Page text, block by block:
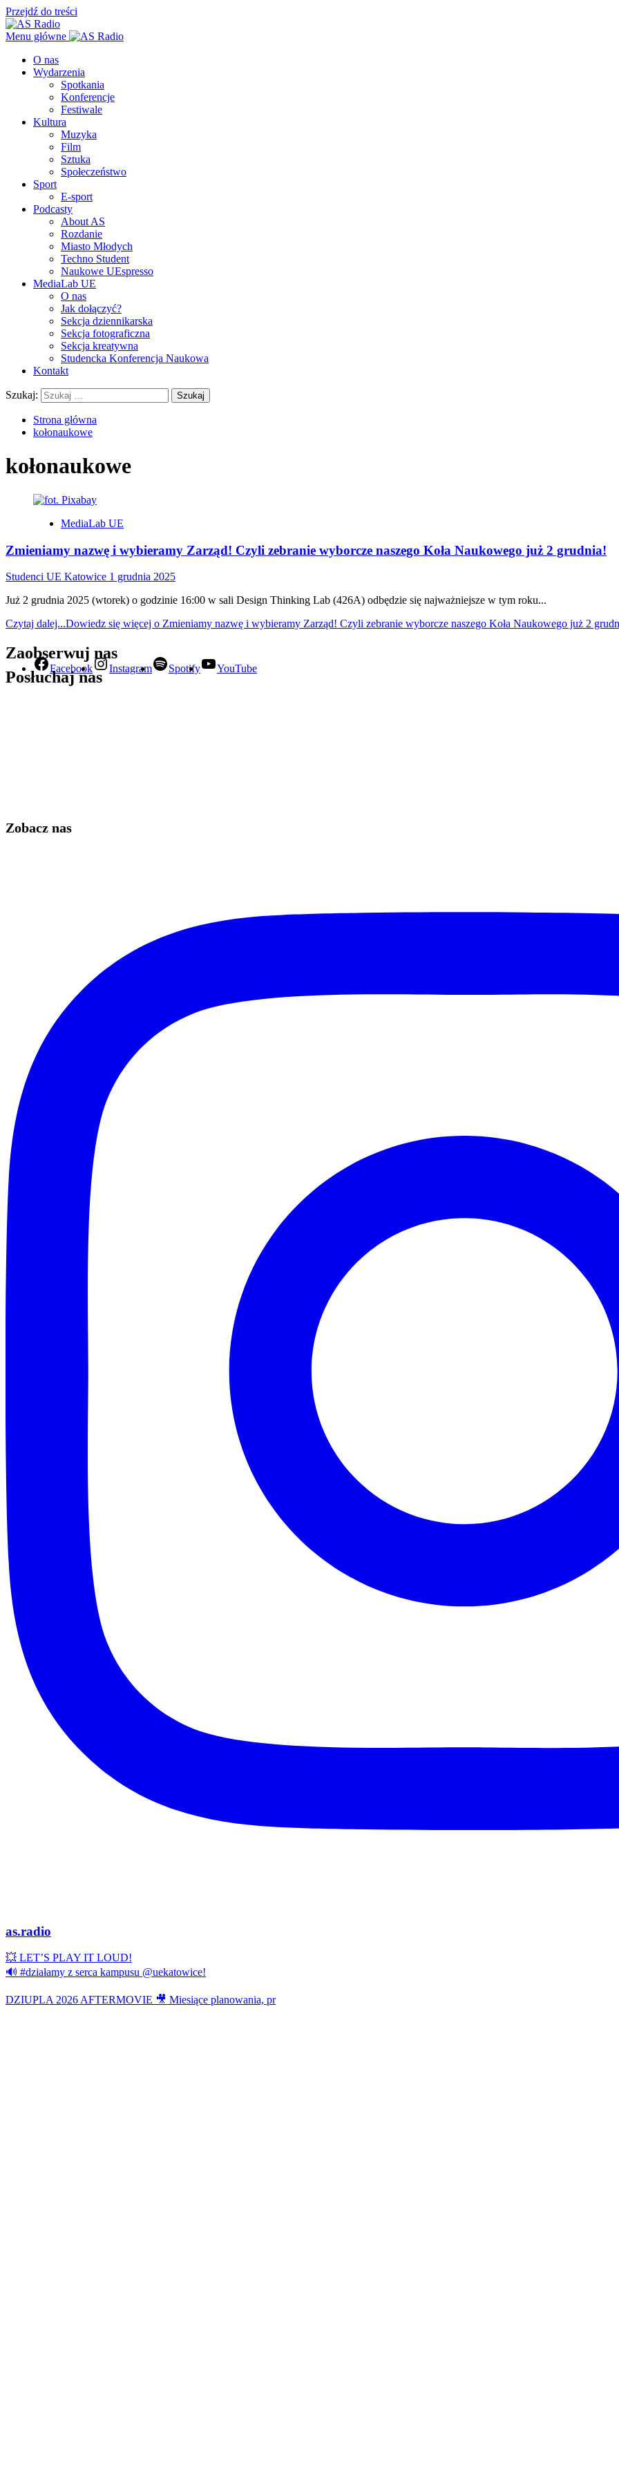
Przejdź do treści
Menu główne
O nas
Wydarzenia
Spotkania
Konferencje
Festiwale
Kultura
Muzyka
Film
Sztuka
Społeczeństwo
Sport
E-sport
Podcasty
About AS
Rozdanie
Miasto Młodych
Techno Student
Naukowe UEspresso
MediaLab UE
O nas
Jak dołączyć?
Sekcja dziennikarska
Sekcja fotograficzna
Sekcja kreatywna
Studencka Konferencja Naukowa
Kontakt
Szukaj:
Strona główna
kołonaukowe
kołonaukowe
MediaLab UE
Zmieniamy nazwę i wybieramy Zarząd! Czyli zebranie wyborcze naszego Koła Naukowego już 2 grudnia!
Studenci UE Katowice 1 grudnia 2025
Już 2 grudnia 2025 (wtorek) o godzinie 16:00 w sali Design Thinking Lab (426A) odbędzie się najważniejsze w tym roku...
Czytaj dalej...Dowiedz się więcej o Zmieniamy nazwę i wybieramy Zarząd! Czyli zebranie wyborcze naszego Koła Naukowego już 2
Zaobserwuj nas
Facebook Instagram Spotify YouTube
Posłuchaj nas
Zobacz nas
as.radio
💥 LET’S PLAY IT LOUD!
🔊 #działamy z serca kampusu @uekatowice!
DZIUPLA 2026 AFTERMOVIE 🎥 Miesiące planowania, pr